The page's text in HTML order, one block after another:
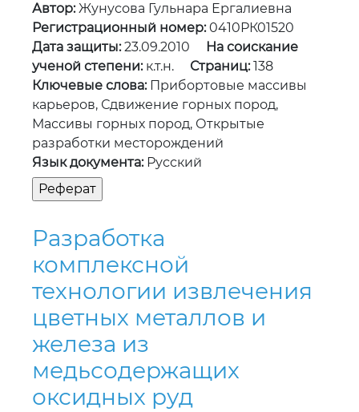
Автор:Жунусова Гульнара Ергалиевна
Регистрационный номер:0410РК01520
Дата защиты:23.09.2010
На соискание
ученой степени:к.т.н. Страниц:138
Ключевые слова:Прибортовые массивы
карьеров, Сдвижение горных пород,
Массивы горных пород, Открытые
разработки месторождений
Язык документа:Русский
Разработка
комплексной
технологии извлечения
цветных металлов и
железа из
медьсодержащих
оксидных руд